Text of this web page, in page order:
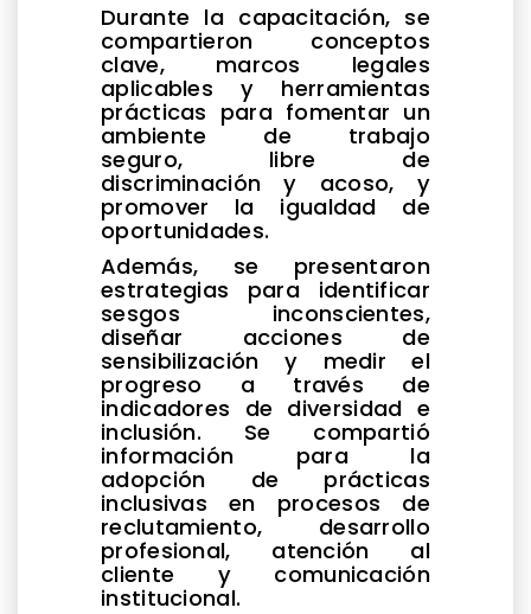
Durante la capacitación, se
compartieron conceptos
clave, marcos legales
aplicables y herramientas
prácticas para fomentar un
ambiente de trabajo
seguro, libre de
discriminación y acoso, y
promover la igualdad de
oportunidades.
Además, se presentaron
estrategias para identificar
sesgos inconscientes,
diseñar acciones de
sensibilización y medir el
progreso a través de
indicadores de diversidad e
inclusión. Se compartió
información para la
adopción de prácticas
inclusivas en procesos de
reclutamiento, desarrollo
profesional, atención al
cliente y comunicación
institucional.